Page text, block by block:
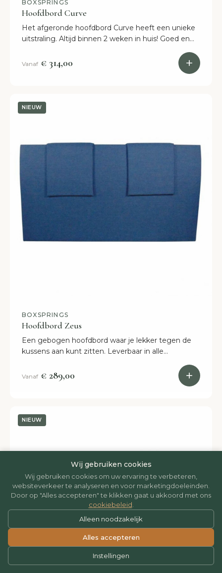
BOXSPRINGS
Hoofdbord Curve
Het afgeronde hoofdbord Curve heeft een unieke
uitstraling. Altijd binnen 2 weken in huis! Goed en
Vanaf € 314,00
NIEUW
BOXSPRINGS
Hoofdbord Zeus
Een gebogen hoofdbord waar je lekker tegen de
kussens aan kunt zitten. Leverbaar in alle
Bestel online of kom naar onze winkel.
Vanaf € 289,00
NIEUW
Wij gebruiken cookies
Wij gebruiken cookies om uw ervaring te verbeteren,
websiteverkeer te analyseren en voor marketingdoeleinden.
Door op "Alles accepteren" te klikken gaat u akkoord met ons
cookiebeleid
Alleen noodzakelijk
Alles accepteren
Instellingen